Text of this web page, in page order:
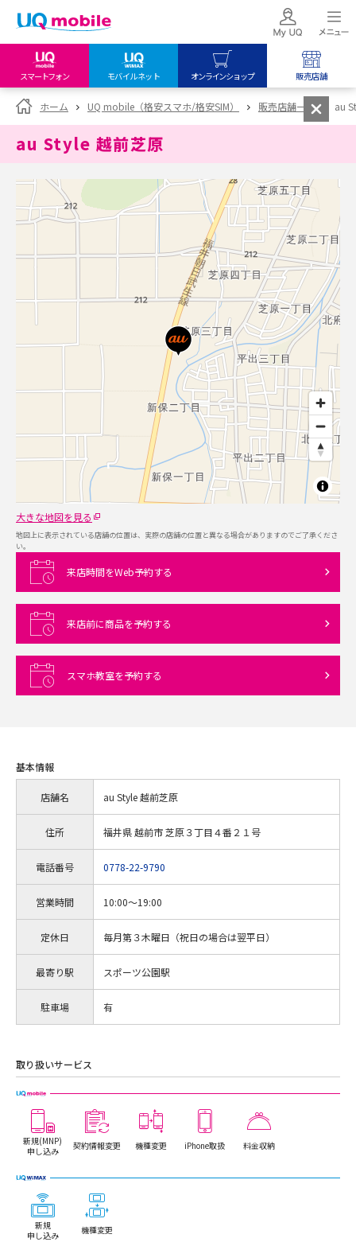
スマートフォン モバイルネット オンラインショップ 販売店舗
my UQ WiMAX
UQ WiMAX ご契約の方
My UQ mobile
UQ mobile
データチャージサイト
UQ mobile
オンラインショップ
UQ WiMAX
UQ mobile
販売店舗
UQ WiMAX
ホーム UQ mobile（格安スマホ/格安SIM） 販売店舗一覧 au
au Style 越前芝原
大きな地図を見る
地図上に表示されている店舗の位置は、実際の店舗の位置と異なる場合がありますのでご了承くださ
い。
来店時間をWeb予約する
来店前に商品を予約する
スマホ教室を予約する
基本情報
店舗名 au Style 越前芝原
住所 福井県 越前市 芝原３丁目４番２１号
電話番号 0778-22-9790
営業時間 10:00～19:00
定休日 毎月第３木曜日（祝日の場合は翌平日）
最寄り駅 スポーツ公園駅
駐車場 有
取り扱いサービス
新規(MNP)
申し込み
契約情報変更 機種変更 iPhone取扱 料金収納
新規
申し込み
機種変更